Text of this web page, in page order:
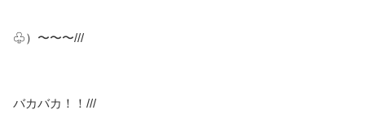
♧）〜〜〜///
バカバカ！！///